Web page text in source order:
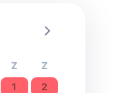
Z
Z
1
2